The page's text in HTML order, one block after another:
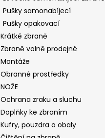
Pušky samonabíjecí
Pušky opakovací
Krátké zbraně
Zbraně volně prodejné
Montáže
Obranné prostředky
NOŽE
Ochrana zraku a sluchu
Doplňky ke zbraním
Kufry, pouzdra a obaly